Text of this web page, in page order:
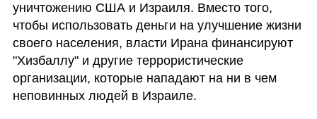
уничтожению США и Израиля. Вместо того,
чтобы использовать деньги на улучшение жизни
своего населения, власти Ирана финансируют
"Хизбаллу" и другие террористические
организации, которые нападают на ни в чем
неповинных людей в Израиле.